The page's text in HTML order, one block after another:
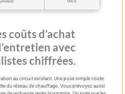
000 €
coûts d’achat
avec
chiffrées.
au circuit existant. Une pose simple coûte
du réseau de chauffage. Vous prévoyez aussi